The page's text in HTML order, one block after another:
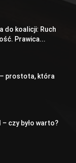
do koalicji: Ruch
Prawica...
prostota, która
czy było warto?